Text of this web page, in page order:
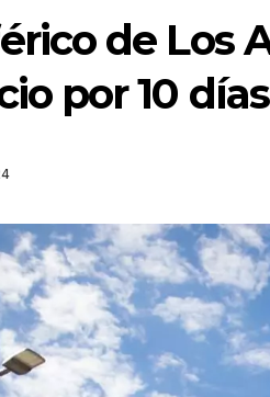
de Los
por 10 días